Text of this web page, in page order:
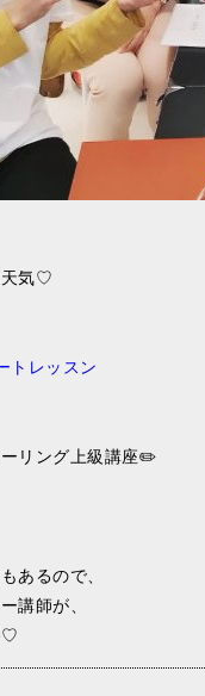
天気♡
トレッスン
リング上級講座✏️
あるので、
講師が、